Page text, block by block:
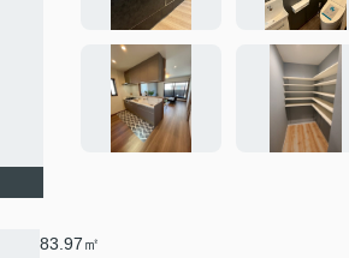
83.97㎡